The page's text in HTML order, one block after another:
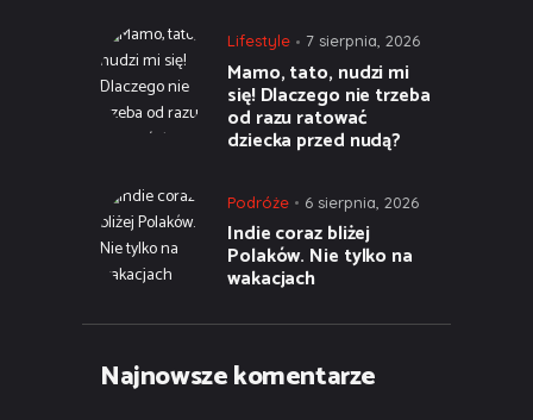
Lifestyle 7 sierpnia, 2026
Mamo, tato, nudzi mi
się! Dlaczego nie trzeba
od razu ratować
dziecka przed nudą?
Podróże 6 sierpnia, 2026
Indie coraz bliżej
Polaków. Nie tylko na
wakacjach
Najnowsze komentarze